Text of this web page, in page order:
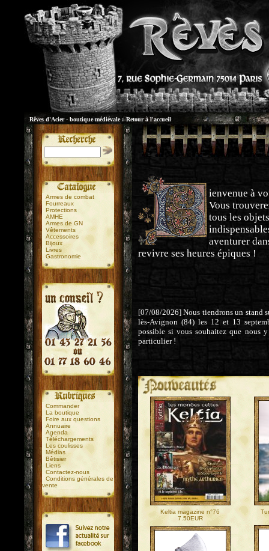
Rêves d'Acier - boutique médiévale : Retour à l'accueil
.
Armes de combat
Fourreaux
Protections
AMHE
Armes de GN
Vêtements
Accessoires
Bijoux
Livres
Gastronomie
Commander
La boutique
Foire aux questions
Annuaire
Agenda
Téléchargements
Les coulisses
Médias
Bêtisier
Liens
Contactez-nous
Conditions générales de
vente
.
ienvenue à
Vous
tous les
aventurer
revivre ses heures épiques !
[07/08/2026] Nous tiendrons un stand
lès-Avignon (84) les 12 et 13
possible si vous souhaitez que nous
particulier !
Keltia magazine n°76
7.50EUR